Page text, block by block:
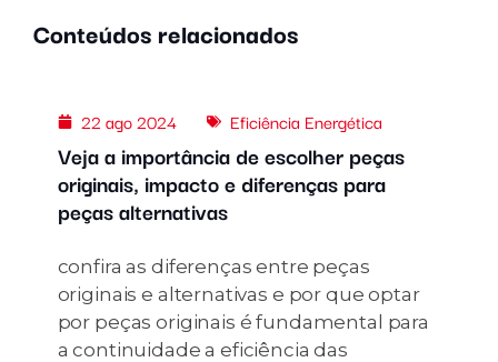
Conteúdos relacionados
22 ago 2024 Eficiência Energética
Veja a importância de escolher peças
originais, impacto e diferenças para
peças alternativas
confira as diferenças entre peças
originais e alternativas e por que optar
por peças originais é fundamental para
a continuidade a eficiência das